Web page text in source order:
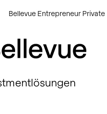
Bellevue Entrepreneur Private
AG